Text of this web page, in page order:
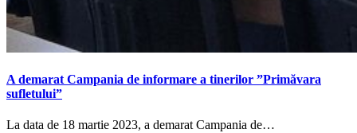
A demarat Campania de informare a tinerilor ”Primăvara
sufletului”
La data de 18 martie 2023, a demarat Campania de…